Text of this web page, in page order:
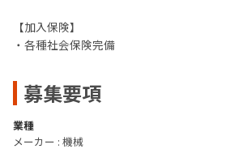
【加入保険】
・各種社会保険完備
募集要項
業種
メーカー : 機械